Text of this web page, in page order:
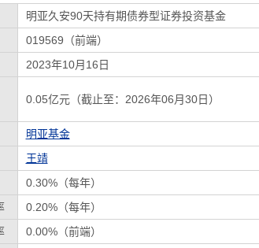
明亚久安90天持有期债券型证券投资基金
019569（前端）
2023年10月16日
0.05亿元（截止至：2026年06月30日）
明亚基金
王靖
0.30%（每年）
0.20%（每年）
0.00%（前端）